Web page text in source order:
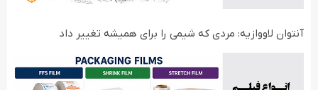
آنتوان لاووازیه: مردی که شیمی را برای همیشه تغییر داد